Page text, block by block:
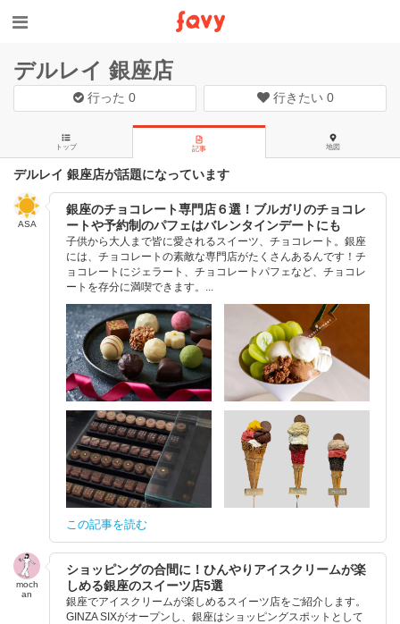
デルレイ 銀座店
行った0 行きたい 0
トップ 記事 地図
デルレイ 銀座店が話題になっています
ASA
銀座のチョコレート専門店６選！ブルガリのチョコレ
ートや予約制のパフェはバレンタインデートにも
子供から大人まで皆に愛されるスイーツ、チョコレート。銀座
には、チョコレートの素敵な専門店がたくさんあるんです！チ
ョコレートにジェラート、チョコレートパフェなど、チョコレ
ートを存分に満喫できます。...
この記事を読む
moch
an
ショッピングの合間に！ひんやりアイスクリームが楽
しめる銀座のスイーツ店5選
銀座でアイスクリームが楽しめるスイーツ店をご紹介します。
GINZA SIXがオープンし、銀座はショッピングスポットとして